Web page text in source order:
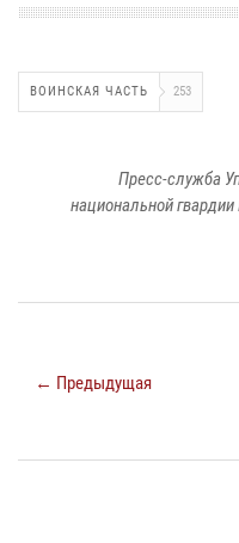
ВОИНСКАЯ ЧАСТЬ 253
Пресс-служба
национальной
← Предыдущая